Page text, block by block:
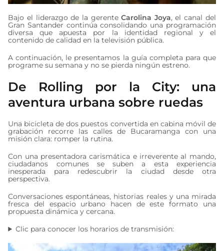
Bajo el liderazgo de la gerenteCarolina Joya, el canal del
Gran Santander continúa consolidando una programación
diversa que apuesta por la identidad regional y el
contenido de calidad en la televisión pública.
A continuación, le presentamos la guía completa para que
programe su semana y no se pierda ningún estreno.
De Rolling por la City: una
aventura urbana sobre ruedas
Una bicicleta de dos puestos convertida en cabina móvil de
grabación recorre las calles de Bucaramanga con una
misión clara: romper la rutina.
Con una presentadora carismática e irreverente al mando,
ciudadanos comunes se suben a esta experiencia
inesperada para redescubrir la ciudad desde otra
perspectiva.
Conversaciones espontáneas, historias reales y una mirada
fresca del espacio urbano hacen de este formato una
propuesta dinámica y cercana.
Clic para conocer los horarios de transmisión: